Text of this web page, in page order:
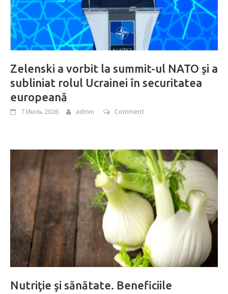
Zelenski a vorbit la summit-ul NATO și a
subliniat rolul Ucrainei în securitatea
europeană
7 Июль 2026 admin Comment
Nutriţie şi sănătate. Beneficiile